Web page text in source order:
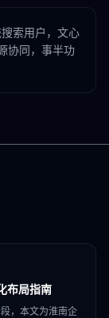
索用户，文心
协同，事半功
布局指南
，本文为淮南企